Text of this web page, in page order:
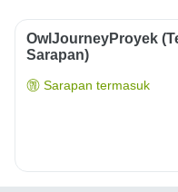
OwlJourneyProyek
Sarapan)
Sarapan termasuk